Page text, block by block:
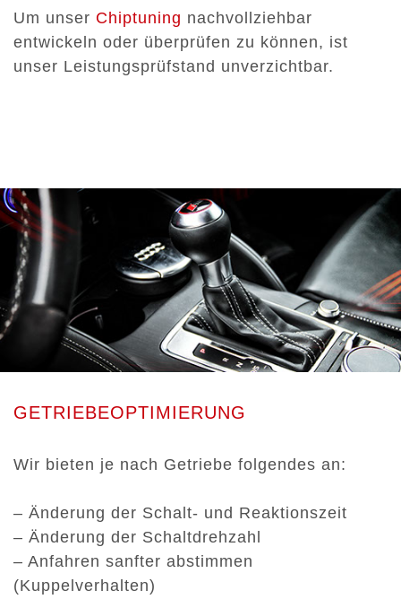
Um unser Chiptuning nachvollziehbar
entwickeln oder überprüfen zu können, ist
unser Leistungsprüfstand unverzichtbar.
GETRIEBEOPTIMIERUNG
Wir bieten je nach Getriebe folgendes an:
– Änderung der Schalt- und Reaktionszeit
– Änderung der Schaltdrehzahl
– Anfahren sanfter abstimmen
(Kuppelverhalten)